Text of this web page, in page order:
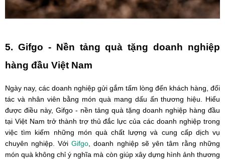
5. Gifgo - Nền tảng quà tặng doanh nghiệp
hàng đầu Việt Nam
Ngày nay, các doanh nghiệp gửi gắm tấm lòng đến khách hàng, đối
tác và nhân viên bằng món quà mang dấu ấn thương hiệu. Hiểu
được điều này, Gifgo - nền tảng quà tặng doanh nghiệp hàng đầu
tại Việt Nam trở thành trợ thủ đắc lực của các doanh nghiệp trong
việc tìm kiếm những món quà chất lượng và cung cấp dịch vụ
chuyên nghiệp. VớiGifgo , doanh nghiệp sẽ yên tâm rằng những
món quà không chỉ ý nghĩa mà còn giúp xây dựng hình ảnh thương